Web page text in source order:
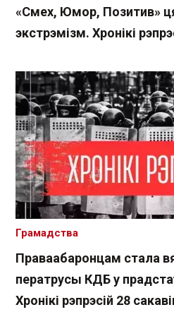
«Смех, Юмор, Позитив»
экстрэмізм. Хронікі
Праваабаронцам стала
ператрусы КДБ у
Хронікі рэпрэсій 28
Грамадства